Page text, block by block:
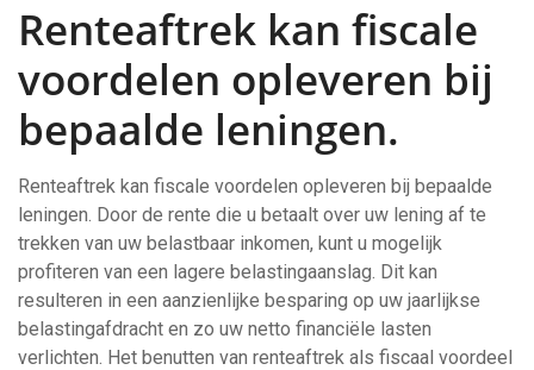
Renteaftrek kan fiscale
voordelen opleveren bij
bepaalde leningen.
Renteaftrek kan fiscale voordelen opleveren bij bepaalde
leningen. Door de rente die u betaalt over uw lening af te
trekken van uw belastbaar inkomen, kunt u mogelijk
profiteren van een lagere belastingaanslag. Dit kan
resulteren in een aanzienlijke besparing op uw jaarlijkse
belastingafdracht en zo uw netto financiële lasten
verlichten. Het benutten van renteaftrek als fiscaal voordeel